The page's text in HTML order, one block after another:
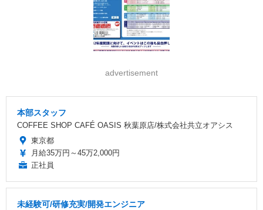
advertisement
本部スタッフ
COFFEE SHOP CAFÉ OASIS 秋葉原店/株式会社共立オアシス
東京都
月給35万円～45万2,000円
正社員
未経験可/研修充実/開発エンジニア